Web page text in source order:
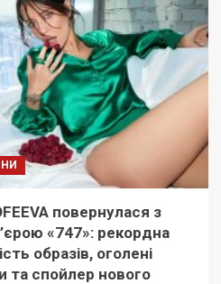
повернулася з
«747»: рекордна
образів, оголені
та спойлер нового